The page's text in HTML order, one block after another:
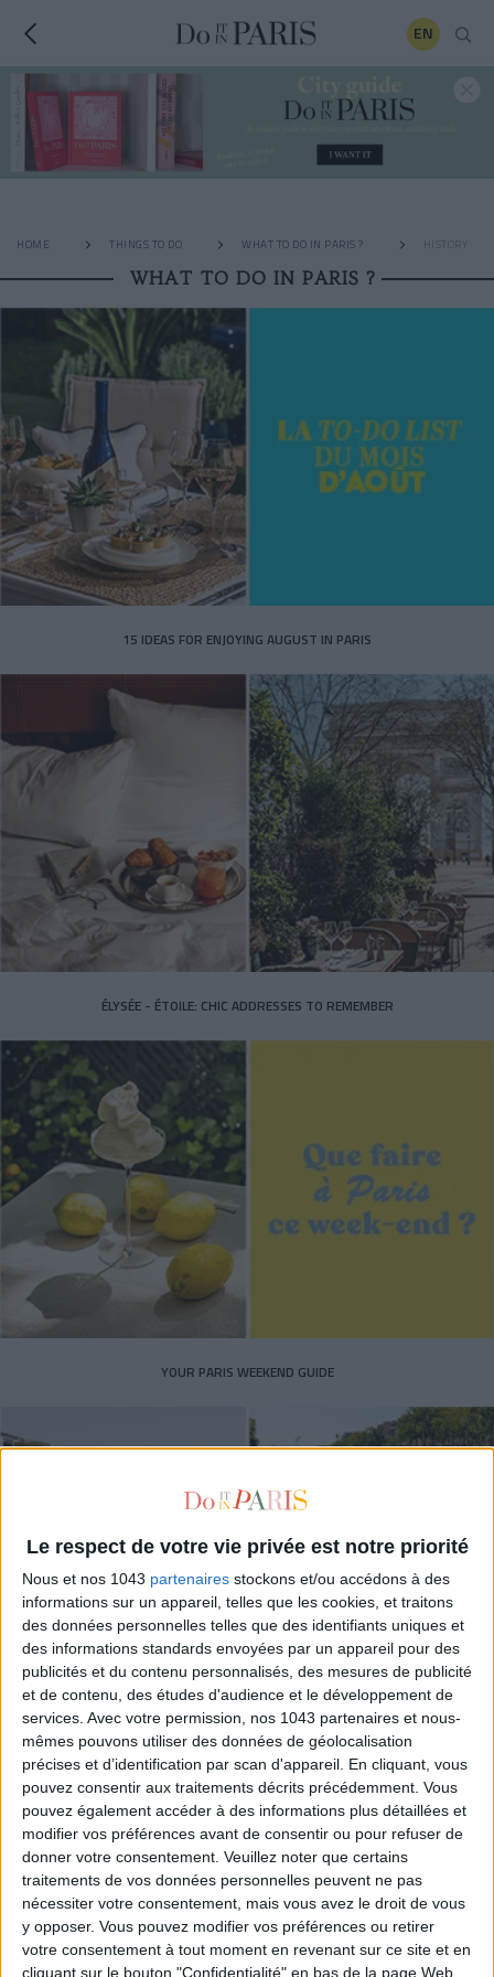
Le respect de votre vie privée est notre priorité
Nous et nos 1043 partenaires stockons et/ou accédons à des
informations sur un appareil, telles que les cookies, et traitons
des données personnelles telles que des identifiants uniques et
des informations standards envoyées par un appareil pour des
publicités et du contenu personnalisés, des mesures de publicité
et de contenu, des études d'audience et le développement de
services. Avec votre permission, nos 1043 partenaires et nous-
mêmes pouvons utiliser des données de géolocalisation
précises et d’identification par scan d'appareil. En cliquant, vous
pouvez consentir aux traitements décrits précédemment. Vous
pouvez également accéder à des informations plus détaillées et
modifier vos préférences avant de consentir ou pour refuser de
donner votre consentement. Veuillez noter que certains
traitements de vos données personnelles peuvent ne pas
nécessiter votre consentement, mais vous avez le droit de vous
y opposer. Vous pouvez modifier vos préférences ou retirer
votre consentement à tout moment en revenant sur ce site et en
cliquant sur le bouton "Confidentialité" en bas de la page Web.
EN
HOME THINGS TO DO WHAT TO DO IN PARIS ? HISTORY
WHAT TO DO IN PARIS ?
15 IDEAS FOR ENJOYING AUGUST IN PARIS
ÉLYSÉE - ÉTOILE: CHIC ADDRESSES TO REMEMBER
YOUR PARIS WEEKEND GUIDE
THE 6 MUST-DOS AT PARIS PLAGES